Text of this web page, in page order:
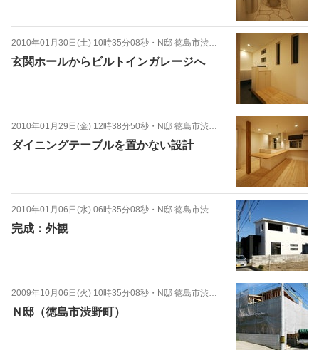
2010年01月30日(土) 10時35分08秒 ・ N邸 徳島市渋野町
玄関ホールからビルトインガレージへ
2010年01月29日(金) 12時38分50秒 ・ N邸 徳島市渋野町
ダイニングテーブルを置かない設計
2010年01月06日(水) 06時35分08秒 ・ N邸 徳島市渋野町
完成：外観
2009年10月06日(火) 10時35分08秒 ・ N邸 徳島市渋野町
Ｎ邸（徳島市渋野町）